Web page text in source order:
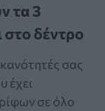
τα 3
στο δέντρο
σας
έχει
σε όλο